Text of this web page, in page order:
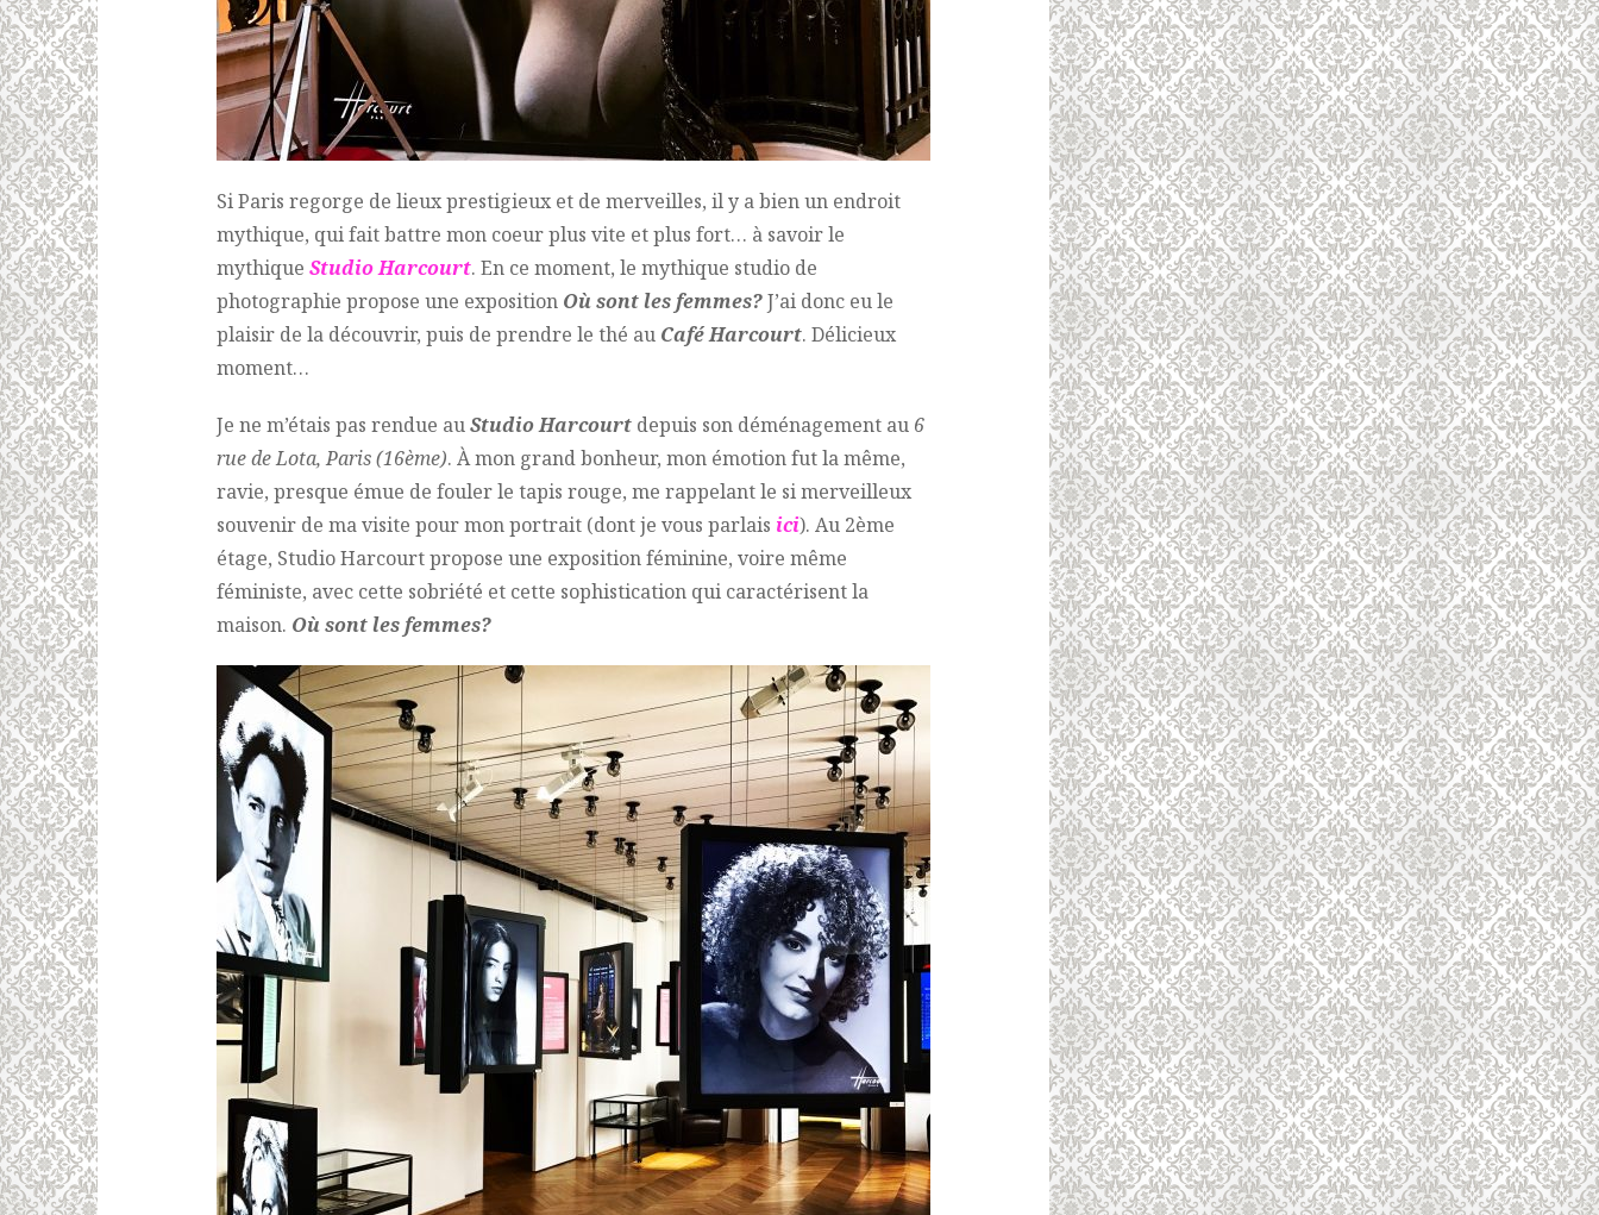
Si Paris regorge de lieux prestigieux et de merveilles, il y a bien un endroit
mythique, qui fait battre mon coeur plus vite et plus fort… à savoir le
mythique Studio Harcourt. En ce moment, le mythique studio de
photographie propose une exposition Où sont les femmes?J’ai donc eu le
plaisir de la découvrir, puis de prendre le thé au Café Harcourt. Délicieux
moment…
Je ne m’étais pas rendue auStudio Harcourt depuis son déménagement au 6
rue de Lota, Paris(16ème). À mon grand bonheur, mon émotion fut la même,
ravie, presque émue de fouler le tapis rouge, me rappelant le si merveilleux
souvenir de ma visite pour mon portrait (dont je vous parlais ici). Au 2ème
étage, Studio Harcourt propose une exposition féminine, voire même
féministe, avec cette sobriété et cette sophistication qui caractérisent la
maison. Où sont les femmes?